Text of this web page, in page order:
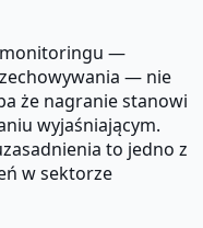
monitoringu —
— nie
że nagranie stanowi
wyjaśniającym.
to jedno z
w sektorze